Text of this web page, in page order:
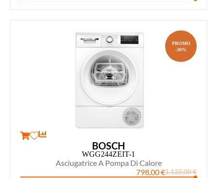
PROMO
-30%
BOSCH
WGG244ZEIT-1
Asciugatrice A Pompa Di Calore
1.132,00€
798,00€